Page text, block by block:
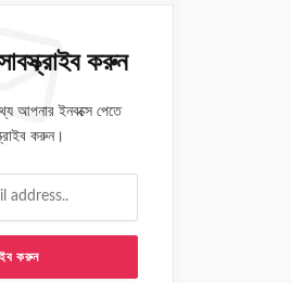
করুন
আপনার ইনবক্সে পেতে
করুন।